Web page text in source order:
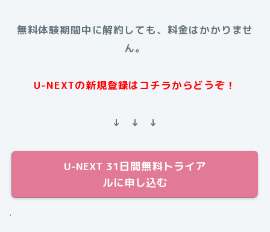
無料体験期間中に解約しても、料金はかかりませ
ん。
U-NEXTの新規登録はコチラからどうぞ！
↓ ↓ ↓
U-NEXT 31日間無料トライア
ルに申し込む
.